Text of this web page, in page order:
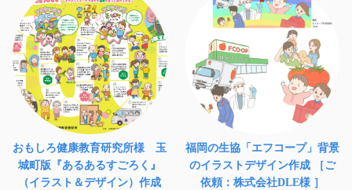
おもしろ健康教育研究所様 玉
城町版『あるあるすごろく』
（イラスト＆デザイン）作成
福岡の生協「エフコープ」背景
のイラストデザイン作成 ［ご
依頼：株式会社DLE様 ］